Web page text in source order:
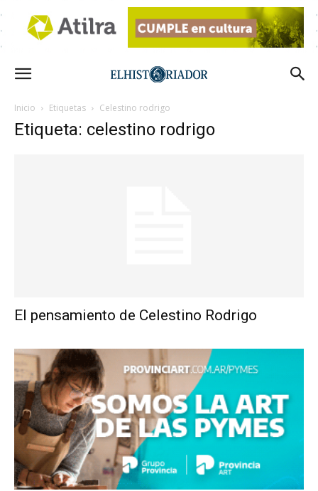
Inicio Etiquetas Celestino rodrigo
Etiqueta: celestino rodrigo
El pensamiento de Celestino Rodrigo